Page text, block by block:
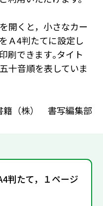
開くと，小さなカー
Ａ4判たてに設定し
刷できます｡タイト
十音順を表していま
籍（株） 書写編集部
判たて，１ページ